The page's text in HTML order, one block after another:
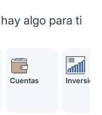
algo para ti
Cuentas